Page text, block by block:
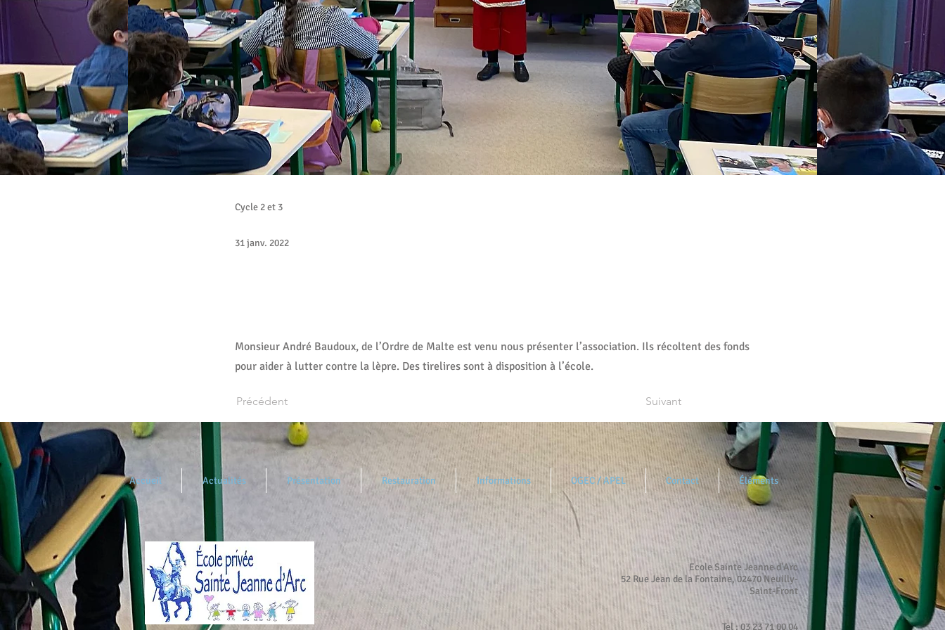
Cycle 2 et 3
31 janv. 2022
Monsieur André Baudoux, de l’Ordre de Malte est venu nous présenter l’association. Ils récoltent des fonds
pour aider à lutter contre la lèpre. Des tirelires sont à disposition à l’école.
Précédent Suivant
Accueil Actualités Présentation Restauration Informations OGEC / APEL Contact Éléments
Ecole Sainte Jeanne d'Arc
52 Rue Jean de la Fontaine, 02470 Neuilly-
Saint-Front
Tel : 03 23 71 00 04